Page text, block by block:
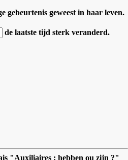
gebeurtenis geweest in haar leven.
de laatste tijd sterk veranderd.
"Auxiliaires : hebben ou zijn ?"